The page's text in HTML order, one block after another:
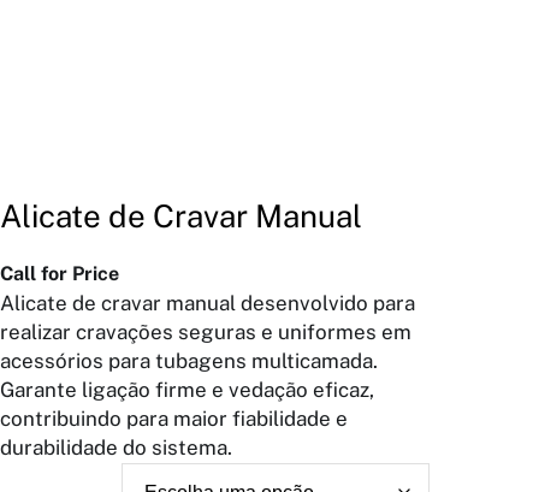
Alicate de Cravar Manual
Call for Price
Alicate de cravar manual desenvolvido para
realizar cravações seguras e uniformes em
acessórios para tubagens multicamada.
Garante ligação firme e vedação eficaz,
contribuindo para maior fiabilidade e
durabilidade do sistema.